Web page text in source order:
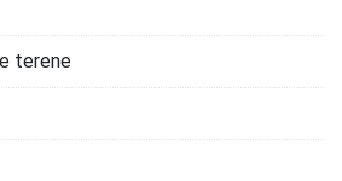
terene